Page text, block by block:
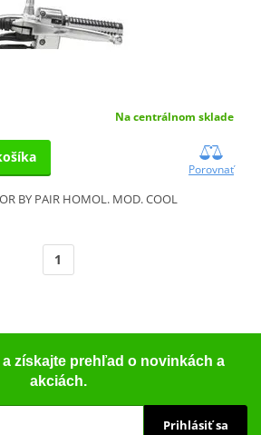
Na centrálnom sklade
Porovnať
BY PAIR HOMOL. MOD. COOL
1
získajte prehľad o novinkách a
akciách.
Prihlásiť sa